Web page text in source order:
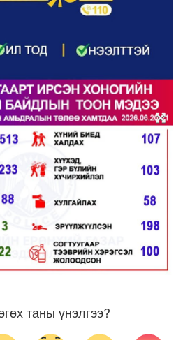
таны үнэлгээ?